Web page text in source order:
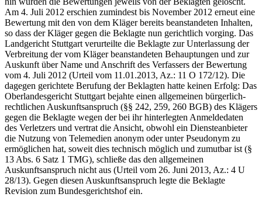
Am 4. Juli 2012 erschien zumindest bis November 2012 erneut eine
Bewertung mit den von dem Kläger bereits beanstandeten Inhalten,
so dass der Kläger gegen die Beklagte nun gerichtlich vorging. Das
Landgericht Stuttgart verurteilte die Beklagte zur Unterlassung der
Verbreitung der vom Kläger beanstandeten Behauptungen und zur
Auskunft über Name und Anschrift des Verfassers der Bewertung
vom 4. Juli 2012 (Urteil vom 11.01.2013, Az.: 11 O 172/12). Die
dagegen gerichtete Berufung der Beklagten hatte keinen Erfolg: Das
Oberlandesgericht Stuttgart bejahte einen allgemeinen bürgerlich-
rechtlichen Auskunftsanspruch (§§ 242, 259, 260 BGB) des Klägers
gegen die Beklagte wegen der bei ihr hinterlegten Anmeldedaten
des Verletzers und vertrat die Ansicht, obwohl ein Diensteanbieter
die Nutzung von Telemedien anonym oder unter Pseudonym zu
ermöglichen hat, soweit dies technisch möglich und zumutbar ist (§
13 Abs. 6 Satz 1 TMG), schließe das den allgemeinen
Auskunftsanspruch nicht aus (Urteil vom 26. Juni 2013, Az.: 4 U
28/13). Gegen diesen Auskunftsanspruch legte die Beklagte
Revision zum Bundesgerichtshof ein.